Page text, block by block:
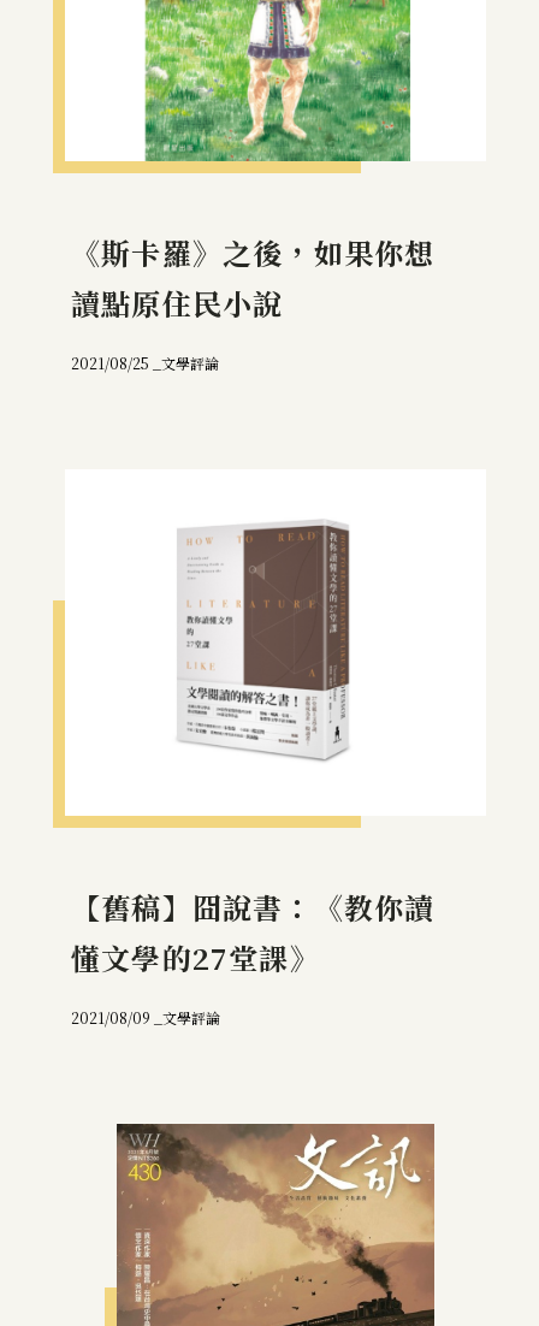
《斯卡羅》之後，如果你想
讀點原住民小說
2021/08/25 _ 文學評論
【舊稿】囧說書：《教你讀
懂文學的27堂課》
2021/08/09 _ 文學評論